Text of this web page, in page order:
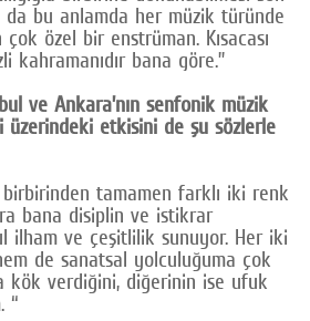
bu anlamda her müzik türünde
özel bir enstrüman. Kısacası
kahramanıdır bana göre.”
ve Ankara’nın senfonik müzik
üzerindeki etkisini de şu sözlerle
birbirinden tamamen farklı iki renk
bana disiplin ve istikrar
ilham ve çeşitlilik sunuyor. Her iki
de sanatsal yolculuğuma çok
kök verdiğini, diğerinin ise ufuk
“